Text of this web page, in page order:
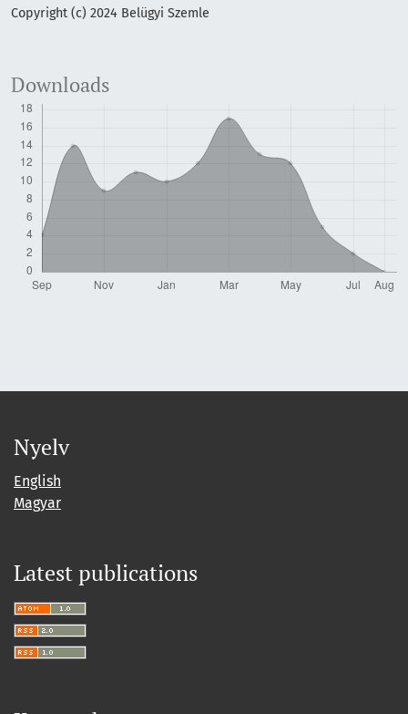
Copyright (c) 2024 Belügyi Szemle
Downloads
Nyelv
English
Magyar
Latest publications